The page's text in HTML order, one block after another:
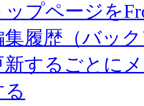
ップページを
集履歴（バッ
新するごとに